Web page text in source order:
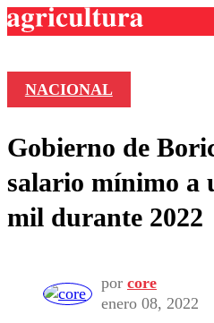
Frecuencias
Agricultura TV
Deportes
Colo Colo
Seleccion
Entretención
Economía
Publicaciones
Opinión
NACIONAL
Gobierno de
salario mínimo a
mil durante 2022
por core
enero 08, 2022